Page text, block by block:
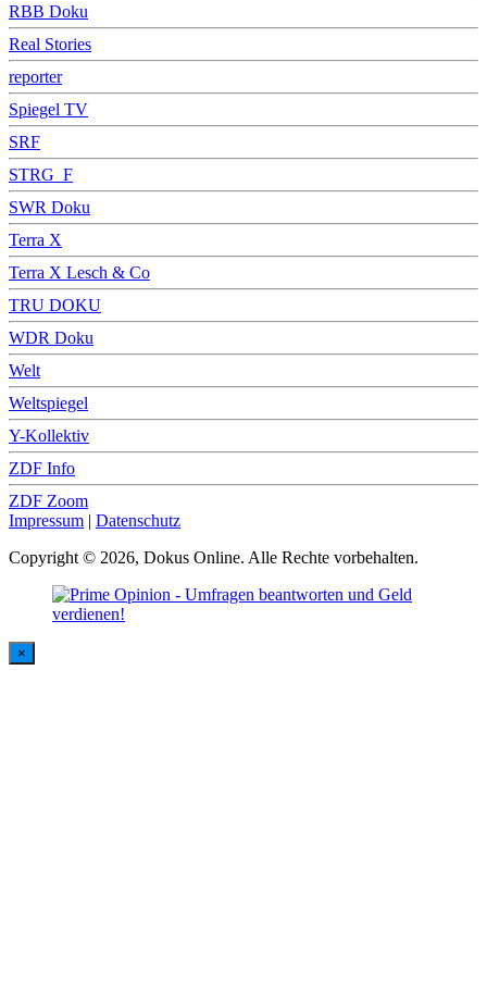
RBB Doku
Real Stories
reporter
Spiegel TV
SRF
STRG_F
SWR Doku
Terra X
Terra X Lesch & Co
TRU DOKU
WDR Doku
Welt
Weltspiegel
Y-Kollektiv
ZDF Info
ZDF Zoom
Impressum | Datenschutz
Copyright © 2026, Dokus Online. Alle Rechte vorbehalten.
×